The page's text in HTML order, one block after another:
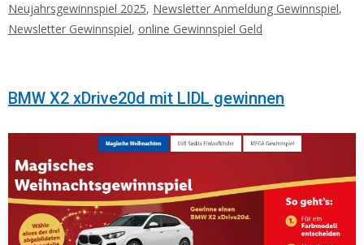
Neujahrsgewinnspiel 2025, Newsletter Anmeldung Gewinnspiel,
Newsletter Gewinnspiel, online Gewinnspiel Geld
BMW X2 xDrive20d mit LIDL gewinnen